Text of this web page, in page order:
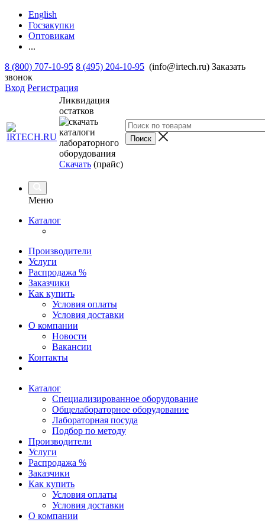
English
Госзакупки
Оптовикам
...
8 (800) 707-10-95 8 (495) 204-10-95 (info@irtech.ru) Заказать
звонок
Вход Регистрация
Ликвидация
остатков
Скачать (прайс)
Меню
Каталог
Производители
Услуги
Распродажа %
Заказчики
Как купить
Условия оплаты
Условия доставки
О компании
Новости
Вакансии
Контакты
Каталог
Специализированное оборудование
Общелабораторное оборудование
Лабораторная посуда
Подбор по методу
Производители
Услуги
Распродажа %
Заказчики
Как купить
Условия оплаты
Условия доставки
О компании